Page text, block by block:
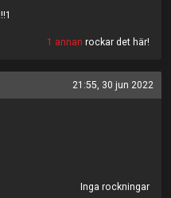
1 annan rockar det här!
21:55, 30 jun 2022
Inga rockningar